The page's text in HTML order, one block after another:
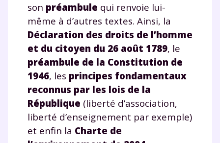
son préambule qui renvoie lui-
même à d’autres textes. Ainsi, la
Déclaration des droits de l’homme
et du citoyen du 26 août 1789, le
préambule de la Constitution de
1946, les principes fondamentaux
reconnus par les lois de la
République (liberté d’association,
liberté d’enseignement par exemple)
et enfin la Charte de